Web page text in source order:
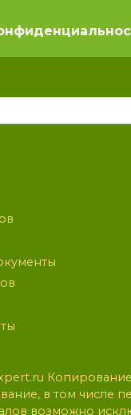
в том числе
возможно